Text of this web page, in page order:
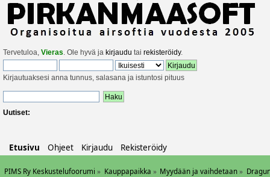
Tervetuloa, Vieras. Ole hyvä ja kirjaudu tai rekisteröidy.
Kirjautuaksesi anna tunnus, salasana ja istuntosi pituus
Uutiset:
Etusivu Ohjeet Kirjaudu Rekisteröidy
PIMS Ry Keskustelufoorumi » Kauppapaikka » Myydään ja vaihdetaan »